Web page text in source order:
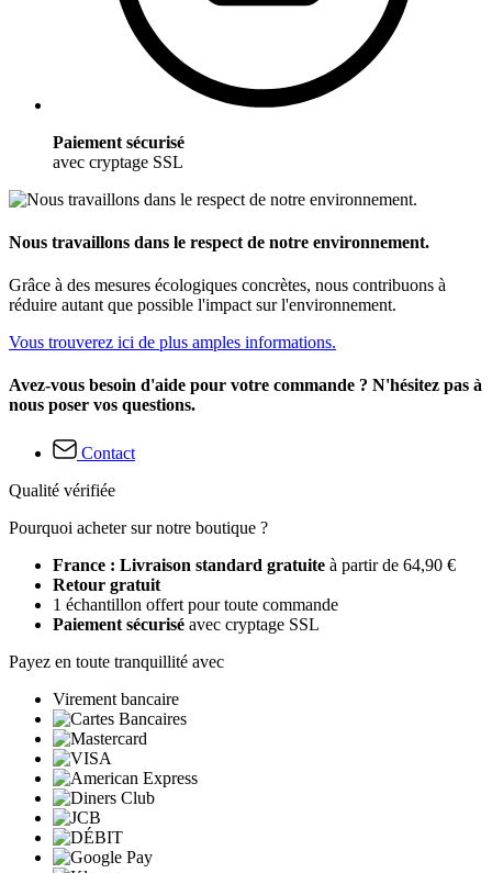
Paiement sécurisé
avec cryptage SSL
Nous travaillons dans le respect de notre environnement.
Grâce à des mesures écologiques concrètes, nous contribuons à
réduire autant que possible l'impact sur l'environnement.
Vous trouverez ici de plus amples informations.
Avez-vous besoin d'aide pour votre commande ? N'hésitez pas à
nous poser vos questions.
Contact
Qualité vérifiée
Pourquoi acheter sur notre boutique ?
France : Livraison standard gratuite à partir de 64,90 €
Retour gratuit
1 échantillon offert pour toute commande
Paiement sécurisé avec cryptage SSL
Payez en toute tranquillité avec
Virement bancaire